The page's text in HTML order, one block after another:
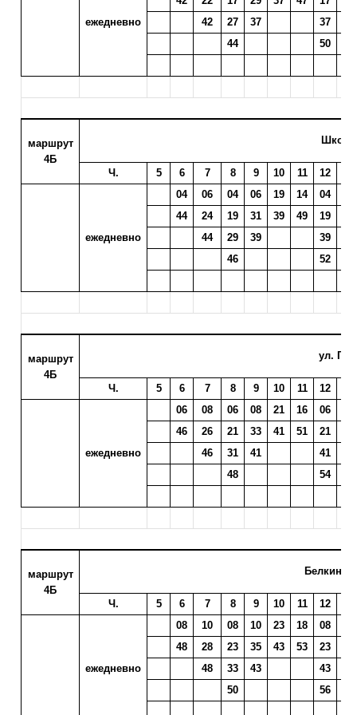
ежедневно
42
27 37 37
44
50
маршрут
4Б
Школа
Ч. 5 6 7 8 9 10 11 12
ежедневно
04 06 04 06 19 14 04
44
24 19 31 39 49 19
44
29 39 39
46
52
маршрут
4Б
ул.
Ч. 5 6 7 8 9 10 11 12
ежедневно
06 08 06 08 21 16 06
46
26 21 33 41 51 21
46
31 41 41
48
54
маршрут
4Б
Ч. 5 6 7 8 9 10 11 12
ежедневно
08 10 08 10 23 18 08
48
28 23 35 43 53 23
48
33 43 43
50
56